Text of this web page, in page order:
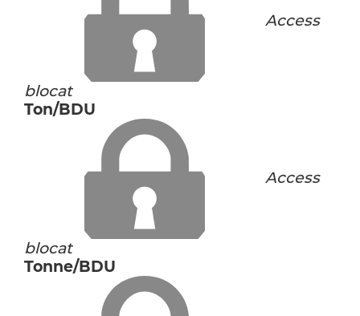
Access
blocat
Ton/BDU
Access
blocat
Tonne/BDU